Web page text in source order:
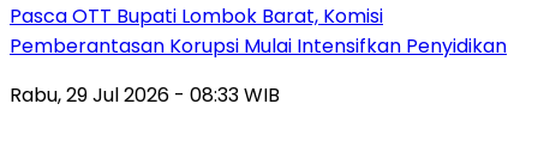
Pasca OTT Bupati Lombok Barat, Komisi
Pemberantasan Korupsi Mulai Intensifkan Penyidikan
Rabu, 29 Jul 2026 - 08:33 WIB